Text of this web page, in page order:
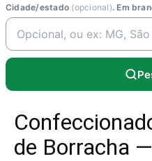
Cidade/estado (opcional). Em
de Borracha